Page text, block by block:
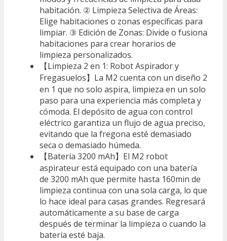
habitación. ② Limpieza Selectiva de Áreas:
Elige habitaciones o zonas específicas para
limpiar. ③ Edición de Zonas: Divide o fusiona
habitaciones para crear horarios de
limpieza personalizados.
【Limpieza 2 en 1: Robot Aspirador y
Fregasuelos】La M2 cuenta con un diseño 2
en 1 que no solo aspira, limpieza en un solo
paso para una experiencia más completa y
cómoda. El depósito de agua con control
eléctrico garantiza un flujo de agua preciso,
evitando que la fregona esté demasiado
seca o demasiado húmeda.
【Batería 3200 mAh】El M2 robot
aspirateur está equipado con una batería
de 3200 mAh que permite hasta 160min de
limpieza continua con una sola carga, lo que
lo hace ideal para casas grandes. Regresará
automáticamente a su base de carga
después de terminar la limpieza o cuando la
batería esté baja.